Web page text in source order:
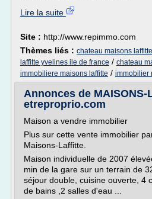
Lire la suite
Site : http://www.repimmo.com
Thèmes liés : chateau maisons
laffitte yvelines ile de france / chateau
immobiliere maisons laffitte / immobilier
Annonces de MAISONS-
etreproprio.com
Maison a vendre immobilier
Plus sur cette vente immobilier
Maisons-Laffitte.
Maison individuelle de 2007
min de la gare sur un terrain de
séjour double, cuisine ouverte, 4
de bains ,2 salles d'eau ...